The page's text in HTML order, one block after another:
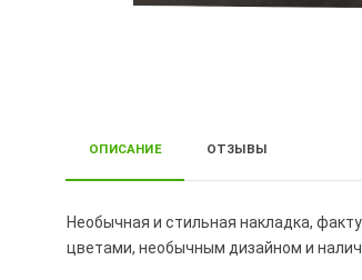
ОПИСАНИЕ ОТЗЫВЫ
Необычная и стильная накладка,
цветами, необычным дизайном и